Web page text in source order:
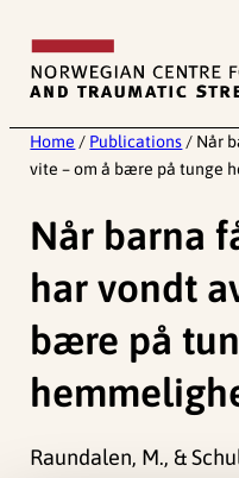
content
Home / Publications / Når
vite – om å bære på tunge
Når barna
har vondt
bære på
Raundalen, M., &